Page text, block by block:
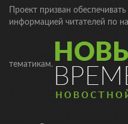
Проект призван
информацией читателей по
тематикам.